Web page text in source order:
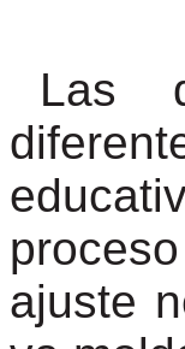
Las
ajuste